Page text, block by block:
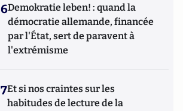
6Demokratie leben! : quand la
démocratie allemande, financée
par l'État, sert de paravent à
l'extrémisme
7Et si nos craintes sur les
habitudes de lecture de la